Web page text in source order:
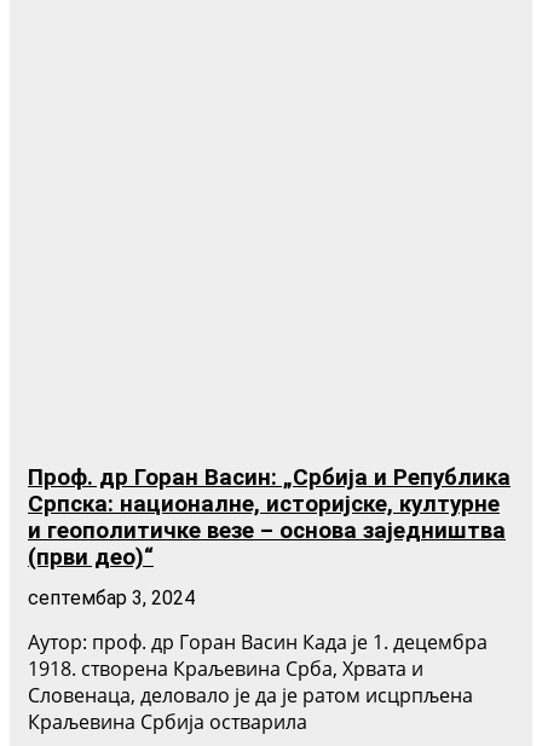
Проф. др Горан Васин: „Србија и Република
Српска: националне, историјске, културне
и геополитичке везе – основа заједништва
(први део)“
септембар 3, 2024
Аутор: проф. др Горан Васин Када је 1. децембра
1918. створена Краљевина Срба, Хрвата и
Словенаца, деловало је да је ратом исцрпљена
Краљевина Србија остварила